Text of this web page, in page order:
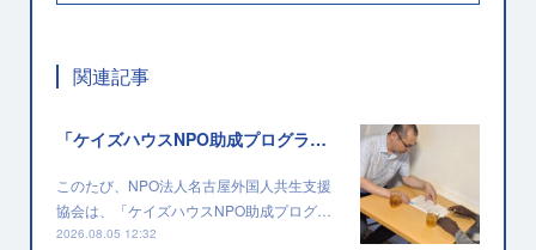
関連記事
「ケイズハウスNPO助成プログラム」に採択されました
このたび、NPO法人名古屋外国人共生支援
協会は、「ケイズハウスNPO助成プログ…
2026.08.05 12:32